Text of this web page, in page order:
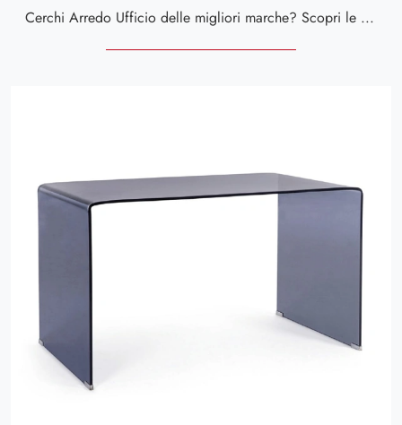
Cerchi Arredo Ufficio delle migliori marche? Scopri le diverse proposte di scrivanie direzionali in vetro, come il modello Iride Ambra di Bizzotto.